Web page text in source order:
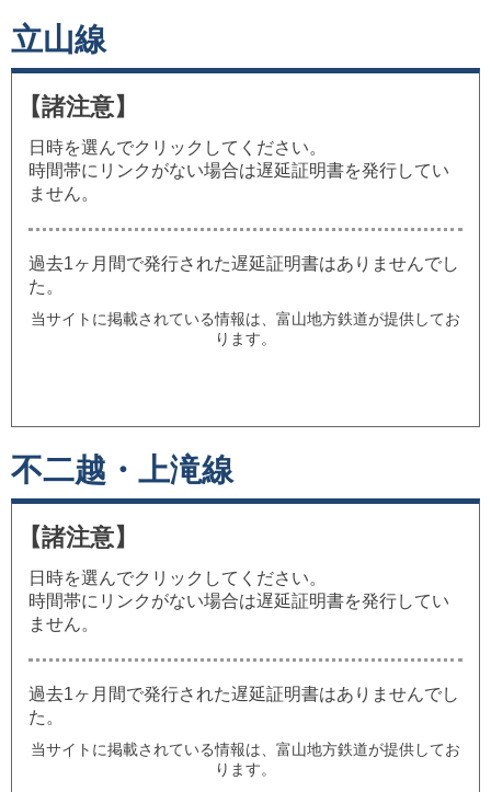
立山線
【諸注意】
日時を選んでクリックしてください。
時間帯にリンクがない場合は遅延証明書を発行してい
ません。
過去1ヶ月間で発行された遅延証明書はありませんでし
た。
当サイトに掲載されている情報は、富山地方鉄道が提供してお
ります。
不二越・上滝線
【諸注意】
日時を選んでクリックしてください。
時間帯にリンクがない場合は遅延証明書を発行してい
ません。
過去1ヶ月間で発行された遅延証明書はありませんでし
た。
当サイトに掲載されている情報は、富山地方鉄道が提供してお
ります。